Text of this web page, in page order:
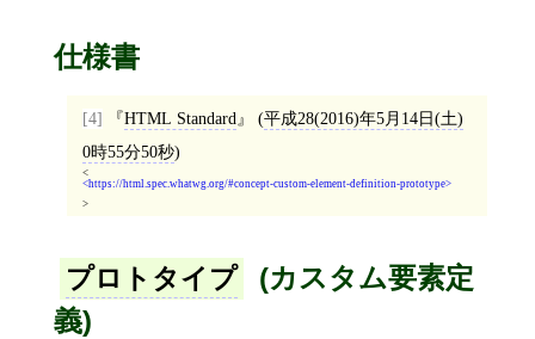
仕様書
[4] HTML Standard (平成28(2016)年5月14日(土)
0時55分50秒)
<
https://html.spec.whatwg.org/#concept-custom-element-definition-prototype
>
プロトタイプ
(カスタム要素定
義)